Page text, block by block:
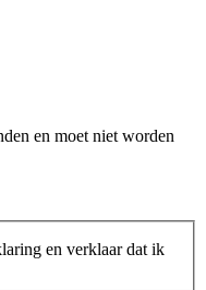
en moet niet worden
en verklaar dat ik